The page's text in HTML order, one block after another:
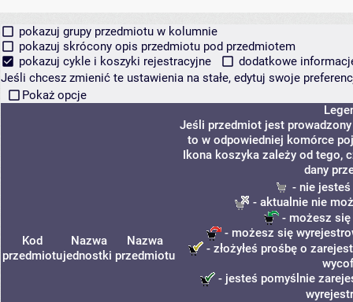
pokazuj grupy przedmiotu w kolumnie
pokazuj skrócony opis przedmiotu pod przedmiotem
pokazuj cykle i koszyki rejestracyjne
dodatkowe
Jeśli chcesz zmienić te ustawienia na stałe, edytuj swoje
Pokaż opcje
Kod
przedmiotu
Nazwa
jednostki
Nazwa
przedmiotu
Jeśli przedmiot jest
to w odpowiedniej komórce
Ikona koszyka zależy od tego,
dany
- nie
- aktualnie nie
- możesz się
- możesz się
- złożyłeś prośbę o
- jesteś pomyślnie